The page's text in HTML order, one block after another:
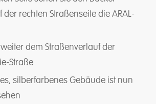
der rechten Straßenseite die ARAL-
weiter dem Straßenverlauf der
Straße
silberfarbenes Gebäude ist nun